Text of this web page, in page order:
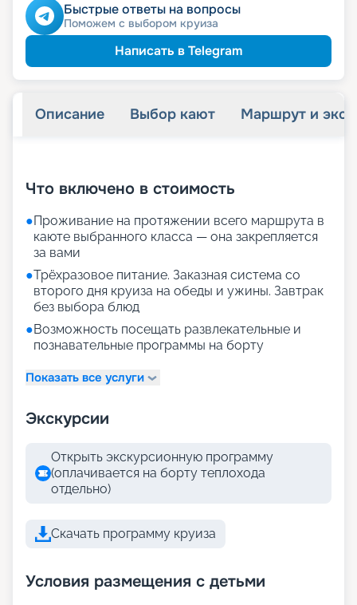
Быстрые ответы на вопросы
Поможем с выбором круиза
Написать в Telegram
Описание Выбор кают Маршрут и
Что включено в стоимость
●Проживание на протяжении всего маршрута в
каюте выбранного класса — она закрепляется
за вами
●Трёхразовое питание. Заказная система со
второго дня круиза на обеды и ужины. Завтрак
без выбора блюд
●Возможность посещать развлекательные и
познавательные программы на борту
Показать все услуги
Экскурсии
Открыть экскурсионную программу
(оплачивается на борту теплохода
отдельно)
Скачать программу круиза
Условия размещения с детьми